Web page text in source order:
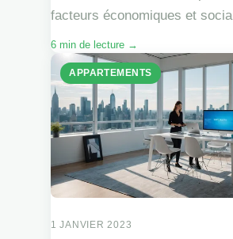
facteurs économiques et
6 min de lecture →
APPARTEMENTS
1 JANVIER 2023